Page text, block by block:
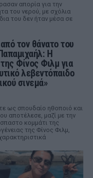
απορία για την
του νερού, με σχόλια
του δεν ήταν μέσα σε
τον θάνατο του
Η
Φίνος Φιλμ για
λεβεντόπαιδο
σινεμά»
ως σπουδαίο ηθοποιό και
αποτέλεσε, μαζί με την
κομμάτι της
της Φίνος Φιλμ,